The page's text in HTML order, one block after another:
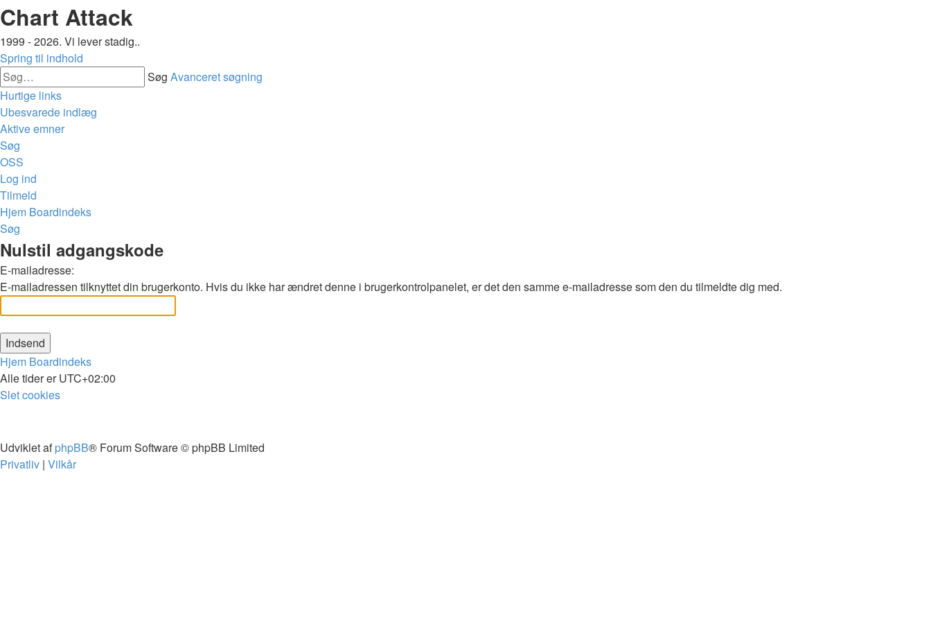
Chart Attack
1999 - 2026. Vi lever stadig..
Spring til indhold
Søg Avanceret søgning
Hurtige links
Ubesvarede indlæg
Aktive emner
Søg
OSS
Log ind
Tilmeld
Hjem Boardindeks
Søg
Nulstil adgangskode
E-mailadresse:
E-mailadressen tilknyttet din brugerkonto. Hvis du ikke har ændret denne i brugerkontrolpanelet, er det den samme e-mailadresse som den du tilmeldte dig med.
Hjem Boardindeks
Alle tider erUTC+02:00
Slet cookies
Udviklet afphpBB® Forum Software © phpBB Limited
Privatliv | Vilkår